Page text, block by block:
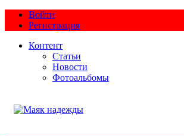
Войти
Регистрация
Контент
Статьи
Новости
Фотоальбомы